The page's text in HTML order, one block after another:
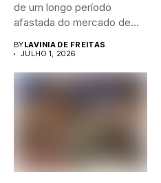
de um longo período
afastada do mercado de...
BYLAVINIA DE FREITAS
JULHO 1, 2026